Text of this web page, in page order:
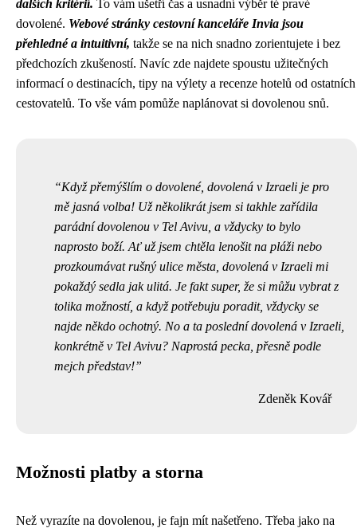
dalších kritérií. To vám ušetří čas a usnadní výběr té pravé
dovolené. Webové stránky cestovní kanceláře Invia jsou
přehledné a intuitivní, takže se na nich snadno zorientujete i bez
předchozích zkušeností. Navíc zde najdete spoustu užitečných
informací o destinacích, tipy na výlety a recenze hotelů od ostatních
cestovatelů. To vše vám pomůže naplánovat si dovolenou snů.
Když přemýšlím o dovolené, dovolená v Izraeli je pro
mě jasná volba! Už několikrát jsem si takhle zařídila
parádní dovolenou v Tel Avivu, a vždycky to bylo
naprosto boží. Ať už jsem chtěla lenošit na pláži nebo
prozkoumávat rušný ulice města, dovolená v Izraeli mi
pokaždý sedla jak ulitá. Je fakt super, že si můžu vybrat z
tolika možností, a když potřebuju poradit, vždycky se
najde někdo ochotný. No a ta poslední dovolená v Izraeli,
konkrétně v Tel Avivu? Naprostá pecka, přesně podle
mejch představ!
Zdeněk Kovář
Možnosti platby a storna
Než vyrazíte na dovolenou, je fajn mít našetřeno. Třeba jako na